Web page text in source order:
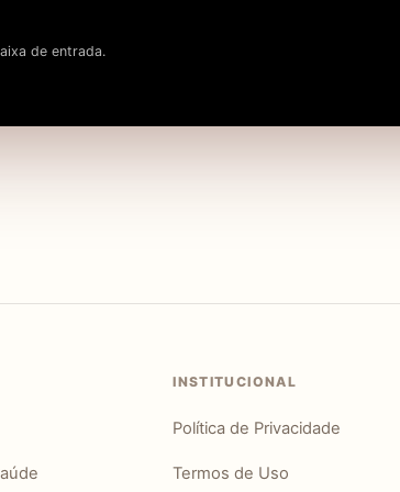
de entrada.
INSTITUCIONAL
Política de Privacidade
Termos de Uso